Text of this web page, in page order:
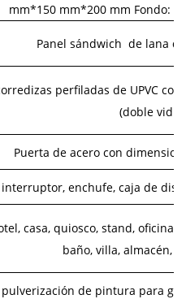
mm*150 mm*200 mm Fondo:
Panel sándwich de lana
perfiladas de UPVC
(doble
Puerta de acero con
interruptor, enchufe, caja de
casa, quiosco, stand, oficina,
baño, villa, almacén,
de pintura para